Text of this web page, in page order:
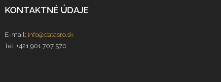
KONTAKTNÉ ÚDAJE
E-mail: info@datasro.sk
Tel: +421 901 707 570